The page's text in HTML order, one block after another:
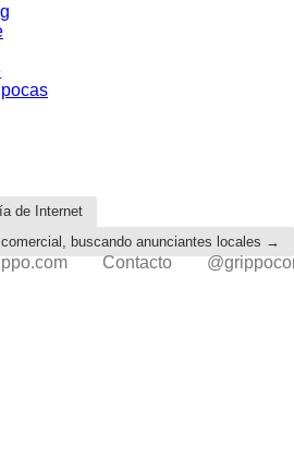
de Internet
buscando anunciantes locales →
Contacto